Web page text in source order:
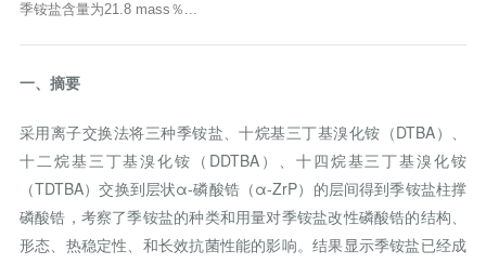
季铵盐含量为21.8 mass％...
一、摘要
采用离子交换法将三种季铵盐、十烷基三丁基溴化铵（DTBA）、
十二烷基三丁基溴化铵（DDTBA）、十四烷基三丁基溴化铵
（TDTBA）交换到层状α-磷酸锆（α-ZrP）的层间得到季铵盐柱撑
磷酸锆，考察了季铵盐的种类和用量对季铵盐改性磷酸锆的结构、
形态、热稳定性、和长效抗菌性能的影响。结果显示季铵盐已经成